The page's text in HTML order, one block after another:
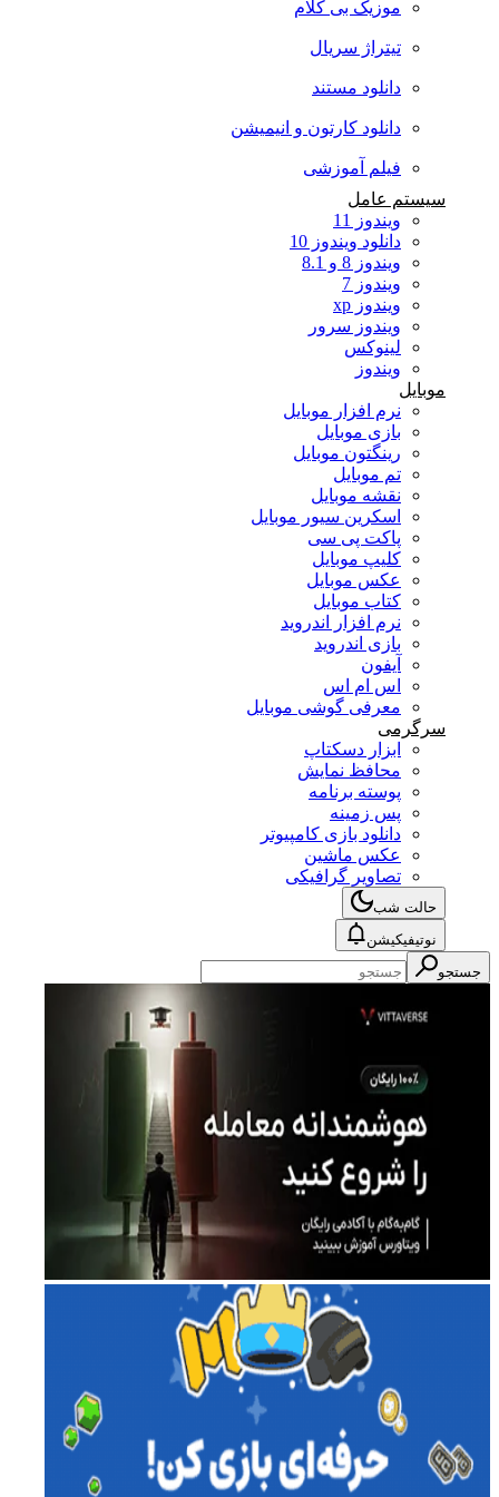
موزیک بی کلام
تیتراژ سریال
دانلود مستند
دانلود کارتون و انیمیشن
فیلم آموزشی
سیستم عامل
ویندوز 11
دانلود ویندوز 10
ویندوز 8 و 8.1
ویندوز 7
ویندوز xp
ویندوز سرور
لینوکس
ویندوز
موبایل
نرم افزار موبایل
بازی موبایل
رینگتون موبایل
تم موبایل
نقشه موبایل
اسکرین سیور موبایل
پاکت پی سی
کلیپ موبایل
عکس موبایل
کتاب موبایل
نرم افزار اندروید
بازی اندروید
آیفون
اس ام اس
معرفی گوشی موبایل
سرگرمی
ابزار دسکتاپ
محافظ نمایش
پوسته برنامه
پس زمینه
دانلود بازی کامپیوتر
عکس ماشین
تصاویر گرافیکی
حالت شب
نوتیفیکیشن
جستجو